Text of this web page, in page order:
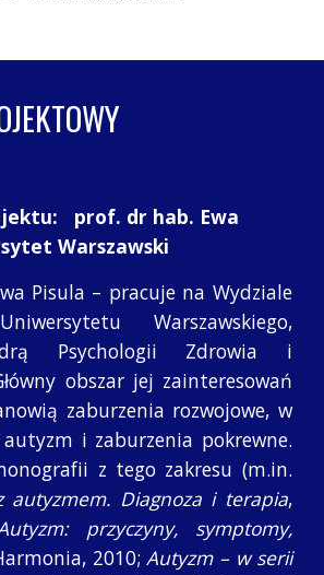
prof. dr hab. Ewa
Warszawski
Pisula – pracuje na Wydziale
Warszawskiego,
Psychologii Zdrowia i
obszar jej zainteresowań
zaburzenia rozwojowe, w
autyzm i zaburzenia pokrewne.
z tego zakresu (m.in.
autyzmem. Diagnoza i terapia,
przyczyny, symptomy,
2010;Autyzm – w serii